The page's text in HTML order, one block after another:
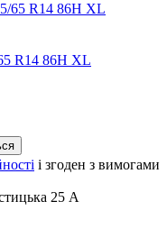
R14 86H XL
і згоден з вимогами
25 А